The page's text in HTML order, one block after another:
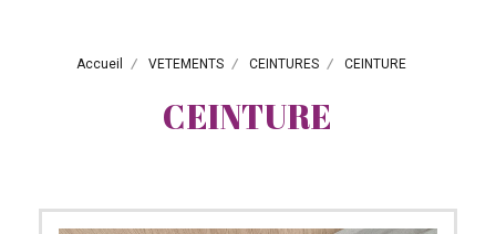
Accueil VETEMENTS CEINTURES CEINTURE
CEINTURE